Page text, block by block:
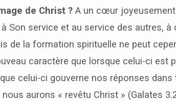
de Christ ? A un cœur
Son service et au service des autres, à
de la formation spirituelle ne peut
caractère que lorsque celui-ci est
celui-ci gouverne nos réponses
aurons « revêtu Christ » (Galates